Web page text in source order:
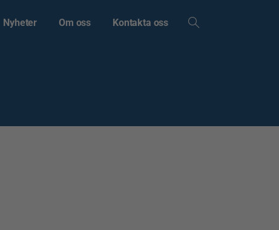
Nyheter Om oss Kontakta oss